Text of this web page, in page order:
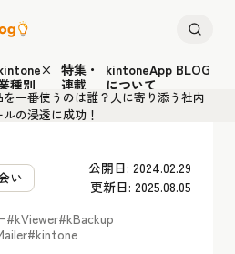
種別
特集・
連載
kintoneApp BLOG
について
を一番使うのは誰？人に寄り添う社内
の浸透に成功！
い
公開日: 2024.02.29
更新日: 2025.08.05
#kViewer#kBackup
#kintone